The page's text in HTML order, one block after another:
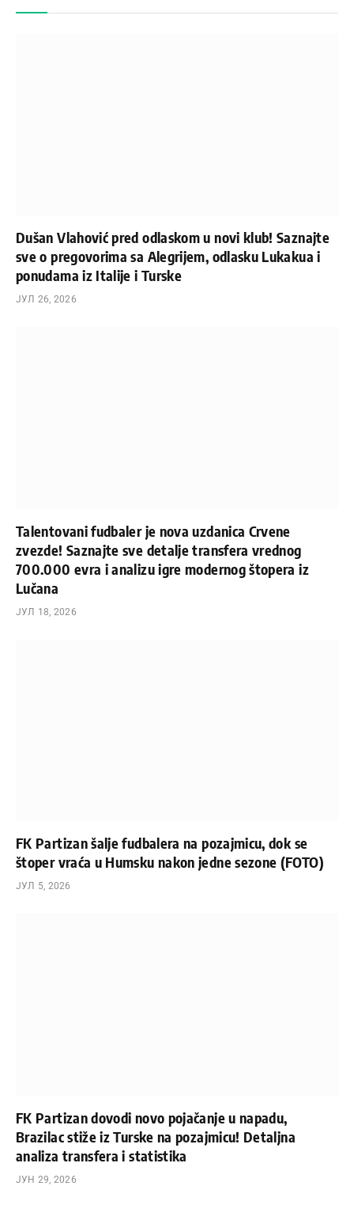
Dušan Vlahović pred odlaskom u novi klub! Saznajte
sve o pregovorima sa Alegrijem, odlasku Lukakua i
ponudama iz Italije i Turske
ЈУЛ 26, 2026
Talentovani fudbaler je nova uzdanica Crvene
zvezde! Saznajte sve detalje transfera vrednog
700.000 evra i analizu igre modernog štopera iz
Lučana
ЈУЛ 18, 2026
FK Partizan šalje fudbalera na pozajmicu, dok se
štoper vraća u Humsku nakon jedne sezone (FOTO)
ЈУЛ 5, 2026
FK Partizan dovodi novo pojačanje u napadu,
Brazilac stiže iz Turske na pozajmicu! Detaljna
analiza transfera i statistika
ЈУН 29, 2026